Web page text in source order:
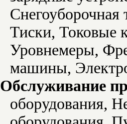
Тиски, Токовые
Уровнемеры,
машины,
Обслуживание
оборудования,